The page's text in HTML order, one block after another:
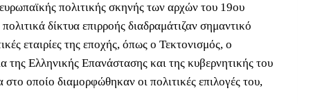
πολιτικής σκηνής των αρχών του 19ου
δίκτυα επιρροής διαδραμάτιζαν σημαντικό
εταιρίες της εποχής, όπως ο Τεκτονισμός, ο
της Ελληνικής Επανάστασης και της κυβερνητικής του
οποίο διαμορφώθηκαν οι πολιτικές επιλογές του,